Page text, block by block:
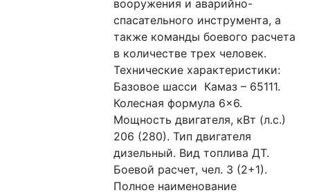
вооружения и аварийно-
спасательного инструмента, а
также команды боевого расчета
в количестве трех человек.
Технические характеристики:
Базовое шасси  Камаз – 65111.
Колесная формула 6×6.
Мощность двигателя, кВт (л.с.)
206 (280). Тип двигателя
дизельный. Вид топлива ДТ.
Боевой расчет, чел. 3 (2+1).
Полное наименование